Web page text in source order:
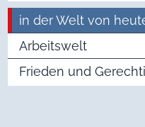
in der Welt von
Arbeitswelt
Frieden und